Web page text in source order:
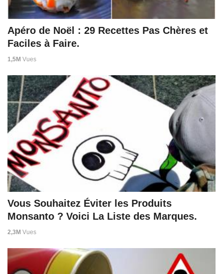
Apéro de Noël : 29 Recettes Pas Chères et
Faciles à Faire.
1,5M Vues
Vous Souhaitez Éviter les Produits
Monsanto ? Voici La Liste des Marques.
2,3M Vues